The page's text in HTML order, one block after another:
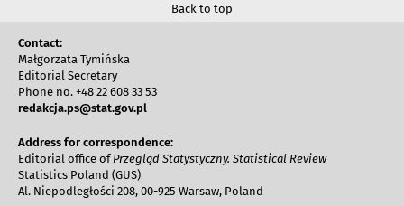
Back to top
Contact:
Małgorzata Tymińska
Editorial Secretary
Phone no. +48 22 608 33 53
redakcja.ps@stat.gov.pl
Address for correspondence:
Editorial office ofPrzegląd Statystyczny. Statistical Review
Statistics Poland (GUS)
Al. Niepodległości 208, 00-925 Warsaw, Poland